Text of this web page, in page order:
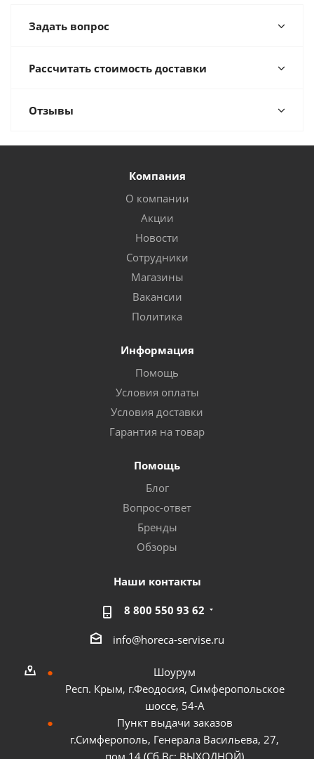
Задать вопрос
Рассчитать стоимость доставки
Отзывы
Компания
О компании
Акции
Новости
Сотрудники
Магазины
Вакансии
Политика
Информация
Помощь
Условия оплаты
Условия доставки
Гарантия на товар
Помощь
Блог
Вопрос-ответ
Бренды
Обзоры
Наши контакты
8 800 550 93 62
info@horeca-servise.ru
Шоурум
Респ. Крым, г.Феодосия, Симферопольское
шоссе, 54-А
Пункт выдачи заказов
г.Симферополь, Генерала Васильева, 27,
пом.14 (Сб,Вс: ВЫХОДНОЙ)